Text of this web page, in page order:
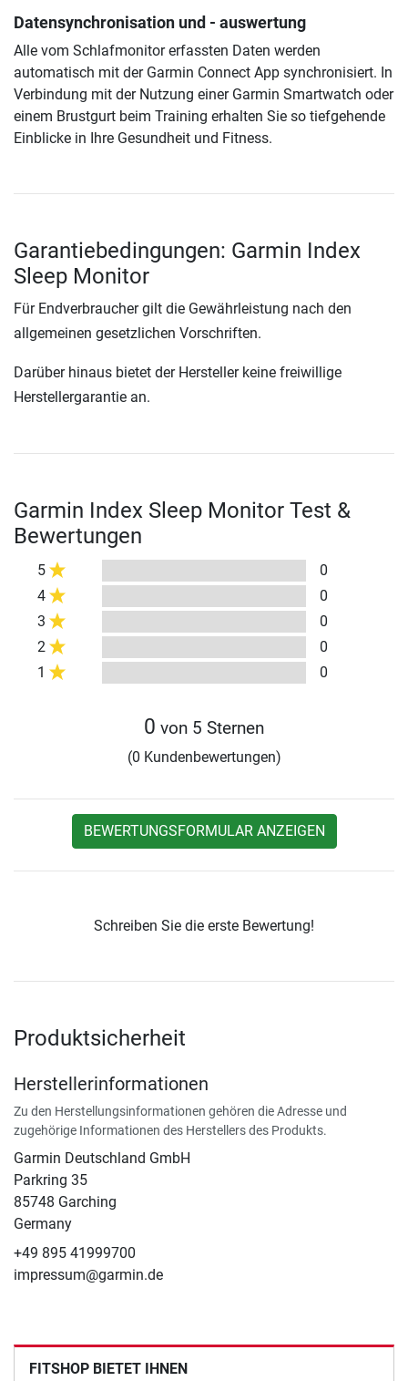
Datensynchronisation und - auswertung
Alle vom Schlafmonitor erfassten Daten werden
automatisch mit der Garmin Connect App synchronisiert. In
Verbindung mit der Nutzung einer Garmin Smartwatch oder
einem Brustgurt beim Training erhalten Sie so tiefgehende
Einblicke in Ihre Gesundheit und Fitness.
Garantiebedingungen: Garmin Index
Sleep Monitor
Für Endverbraucher gilt die Gewährleistung nach den
allgemeinen gesetzlichen Vorschriften.
Darüber hinaus bietet der Hersteller keine freiwillige
Herstellergarantie an.
Garmin Index Sleep Monitor Test &
Bewertungen
5
0
4
0
3
0
2
0
1
0
0 von 5 Sternen
(0 Kundenbewertungen)
BEWERTUNGSFORMULAR ANZEIGEN
Schreiben Sie die erste Bewertung!
Produktsicherheit
Herstellerinformationen
Zu den Herstellungsinformationen gehören die Adresse und
zugehörige Informationen des Herstellers des Produkts.
Garmin Deutschland GmbH
Parkring 35
85748 Garching
Germany
+49 895 41999700
impressum@garmin.de
FITSHOP BIETET IHNEN